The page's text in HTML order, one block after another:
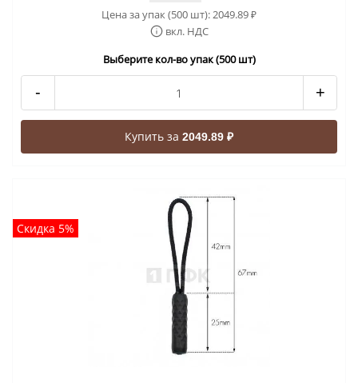
Цена за упак (500 шт):2049.89₽
вкл. НДС
Выберите кол-во упак (500 шт)
- +
Купить за 2049.89 ₽
Скидка 5%